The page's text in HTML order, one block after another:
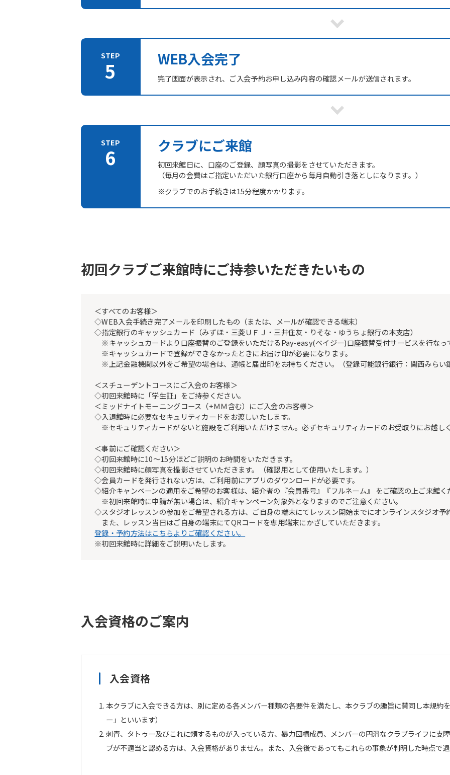
WEB入会完了
完了画面が表示され、ご入会予約お申し込み内容の確認メールが送信されます。
クラブにご来館
初回来館日に、口座のご登録、顔写真の撮影をさせていただきます。
（毎月の会費はご指定いただいた銀行口座から毎月自動引き落としになります。）
※クラブでのお手続きは15分程度かかります。
初回クラブご来館時にご持参いただきたいもの
＜すべてのお客様＞
◇WEB入会手続き完了メールを印刷したもの（または、メールが確認できる端末）
◇指定銀行のキャッシュカード（みずほ・三菱ＵＦＪ・三井住友・りそな・ゆうちょ銀行の本支店）
※キャッシュカードより口座振替のご登録をいただけるPay-easy(ペイジー)口座振替受付サービスを行なっ
※キャッシュカードで登録ができなかったときにお届け印が必要になります。
※上記金融機関以外をご希望の場合は、通帳と届出印をお持ちください。（登録可能銀行銀行：関西みらい
＜スチューデントコースにご入会のお客様＞
◇初回来館時に「学生証」をご持参ください。
＜ミッドナイトモーニングコース（+ＭＭ含む）にご入会のお客様＞
◇入退館時に必要なセキュリティカードをお渡しいたします。
※セキュリティカードがないと施設をご利用いただけません。必ずセキュリティカードのお受取りにお越しく
＜事前にご確認ください＞
◇初回来館時に10～15分ほどご説明のお時間をいただきます。
◇初回来館時に顔写真を撮影させていただきます。（確認用として使用いたします。）
◇会員カードを発行されない方は、ご利用前にアプリのダウンロードが必要です。
◇紹介キャンペーンの適用をご希望のお客様は、紹介者の『会員番号』『フルネーム』 をご確認の上ご来館く
※初回来館時に申請が無い場合は、紹介キャンペーン対象外となりますのでご注意ください。
◇スタジオレッスンの参加をご希望される方は、ご自身の端末にてレッスン開始までにオンラインスタジオ予
また、レッスン当日はご自身の端末にてQRコードを専用端末にかざしていただきます。
登録・予約方法はこちらよりご確認ください。
※初回来館時に詳細をご説明いたします。
入会資格のご案内
入会資格
本クラブに入会できる方は、別に定める各メンバー種類の各要件を満たし、本クラブの趣旨に賛同し本規約
ー」といいます）
刺青、タトゥー及びこれに類するものが入っている方、暴力団構成員、メンバーの円滑なクラブライフに支
ブが不適当と認める方は、入会資格がありません。また、入会後であってもこれらの事象が判明した時点で退
For foreigners
automatic translation) to return to
translation service, the Japanese
original content. We ask that you
fully understand this before using